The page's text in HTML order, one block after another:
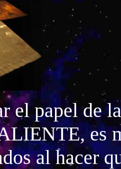
el papel de
es
al hacer